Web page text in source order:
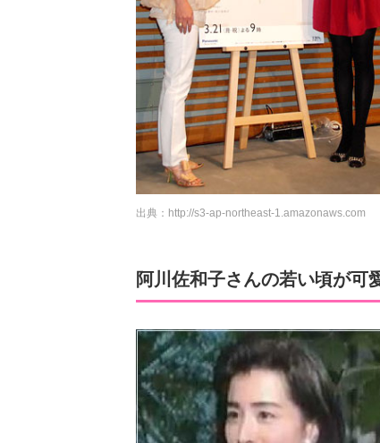
出典： http://s3-ap-northeast-1.amazonaws.com
阿川佐和子さんの若い頃が可